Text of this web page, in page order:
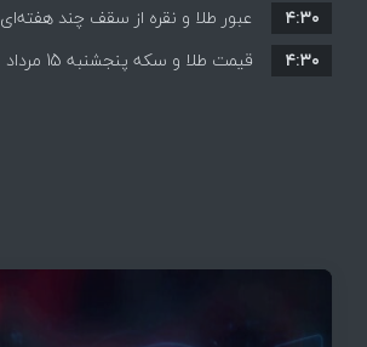
قیمت ها بر مدار افزایش + جدول
عبور طلا و نقره از سقف چند هفته‌ای
۴:۳۰
قیمت طلا و سکه پنجشنبه 15 مرداد
۴:۳۰